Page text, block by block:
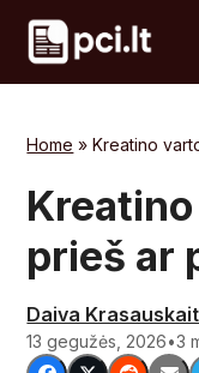
Skip
content
Home »Kreatino
prieš ar
Daiva
13 gegužės, 2026•3